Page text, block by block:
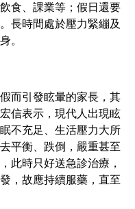
食、課業等；假日還要
長時間處於壓力緊繃及
。
引發眩暈的家長，其
信表示，現代人出現眩
不充足、生活壓力大所
平衡、跌倒，嚴重甚至
此時只好送急診治療，
，故應持續服藥，直至